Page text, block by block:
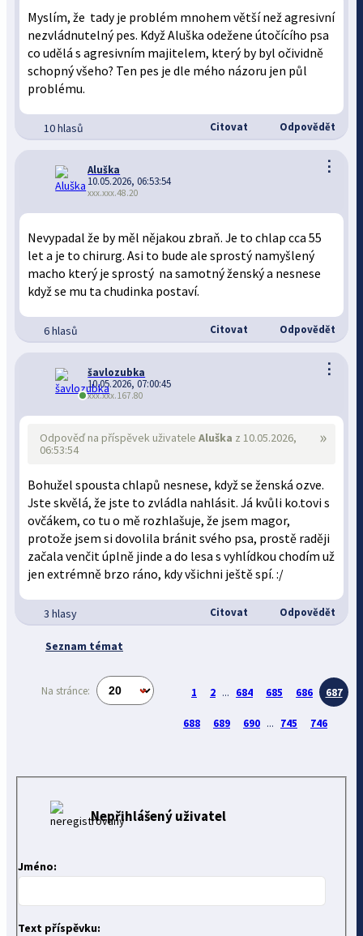
Myslím, že tady je problém mnohem větší než agresivní
nezvládnutelný pes. Když Aluška odežene útočícího psa
co udělá s agresivním majitelem, který by byl očividně
schopný všeho? Ten pes je dle mého názoru jen půl
problému.
10 hlasů Citovat Odpovědět
⋮
Aluška
10.05.2026, 06:53:54
xxx.xxx.48.20
Nevypadal že by měl nějakou zbraň. Je to chlap cca 55
let a je to chirurg. Asi to bude ale sprostý namyšlený
macho který je sprostý na samotný ženský a nesnese
když se mu ta chudinka postaví.
6 hlasů Citovat Odpovědět
⋮
šavlozubka
10.05.2026, 07:00:45
xxx.xxx.167.80
»
Odpověď na příspěvek uživateleAluška z 10.05.2026,
06:53:54
Bohužel spousta chlapů nesnese, když se ženská ozve.
Jste skvělá, že jste to zvládla nahlásit. Já kvůli ko.tovi s
ovčákem, co tu o mě rozhlašuje, že jsem magor,
protože jsem si dovolila bránit svého psa, prostě raději
začala venčit úplně jinde a do lesa s vyhlídkou chodím už
jen extrémně brzo ráno, kdy všichni ještě spí. :/
3 hlasy Citovat Odpovědět
Seznam témat
Na stránce: 1 2 ... 684 685 686 687
688 689 690 ... 745 746
Nepřihlášený uživatel
Jméno:
Text příspěvku: